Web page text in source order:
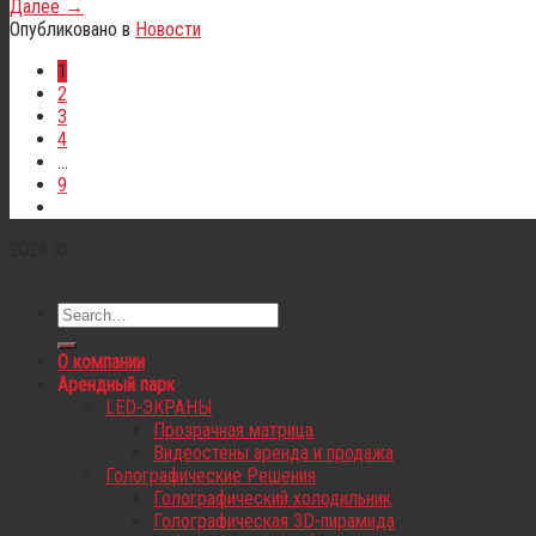
Далее →
Опубликовано в Новости
1
2
3
4
…
9
О компании
Арендный парк
LED-ЭКРАНЫ
Прозрачная матрица
Видеостены аренда и продажа
Голографические Решения
Голографический холодильник
Голографическая 3D-пирамида